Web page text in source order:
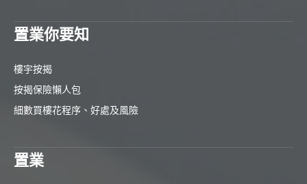
置業你要知
樓宇按揭
按揭保險懶人包
細數買樓花程序、好處及風險
置業